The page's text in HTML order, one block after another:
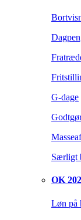
G-dage
Særligt
OK
Løn på